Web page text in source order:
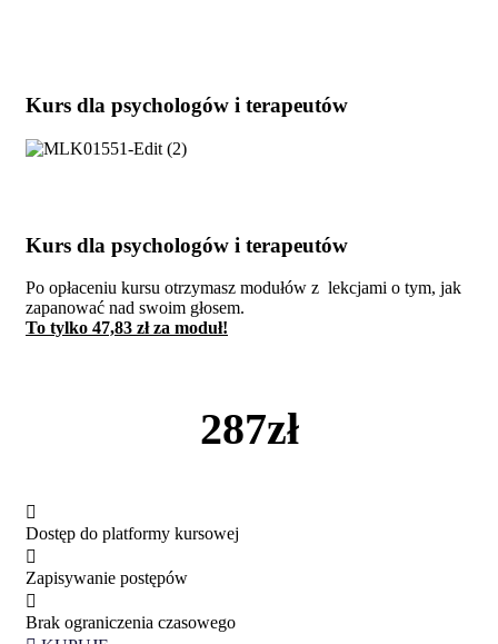
Kurs dla psychologów i terapeutów
Kurs dla psychologów i terapeutów
Po opłaceniu kursu otrzymasz modułów z lekcjami o tym, jak
zapanować nad swoim głosem.
To tylko 47,83 zł za moduł!
287zł
Dostęp do platformy kursowej
Zapisywanie postępów
Brak ograniczenia czasowego